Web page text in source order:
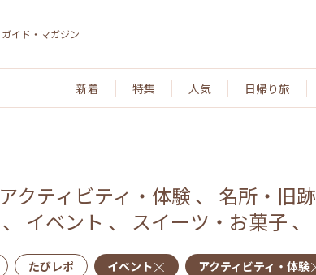
ガイド・マガジン
新着 特集 人気 日帰り旅
アクティビティ・体験 、 名所・旧跡
、 イベント 、 スイーツ・お菓子 、
たびレポ イベント アクティビティ・体験